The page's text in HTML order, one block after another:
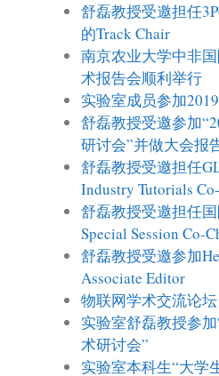
舒磊教授受邀担任
的Track Chair
南京农业大学中非
术报告会顺利举行
实验室成员参加
舒磊教授受邀参加
研讨会”并做大会报
舒磊教授受邀担任
Industry Tutorials
舒磊教授受邀担任
Special Session Co-
舒磊教授受邀参加
Associate Editor
物联网学术交流论坛
实验室舒磊教授参
术研讨会”
实验室本科生“大学